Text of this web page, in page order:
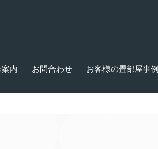
内 お問合わせ お客様の畳部屋事例